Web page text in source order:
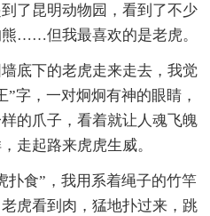
了昆明动物园，看到了不少
……但我最喜欢的是老虎。
底下的老虎走来走去，我觉
字，一对炯炯有神的眼睛，
的爪子，看着就让人魂飞魄
走起路来虎虎生威。
扑食”，我用系着绳子的竹竿
虎看到肉，猛地扑过来，跳